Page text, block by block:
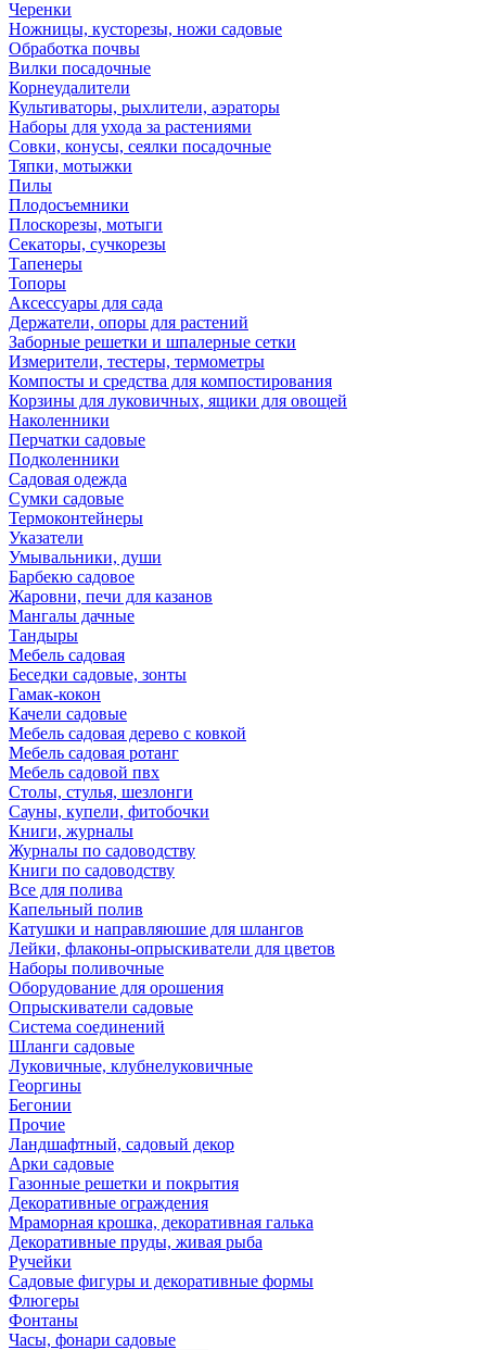
Черенки
Ножницы, кусторезы, ножи садовые
Обработка почвы
Вилки посадочные
Корнеудалители
Культиваторы, рыхлители, аэраторы
Наборы для ухода за растениями
Совки, конусы, сеялки посадочные
Тяпки, мотыжки
Пилы
Плодосъемники
Плоскорезы, мотыги
Секаторы, сучкорезы
Тапенеры
Топоры
Аксессуары для сада
Держатели, опоры для растений
Заборные решетки и шпалерные сетки
Измерители, тестеры, термометры
Компосты и средства для компостирования
Корзины для луковичных, ящики для овощей
Наколенники
Перчатки садовые
Подколенники
Садовая одежда
Сумки садовые
Термоконтейнеры
Указатели
Умывальники, души
Барбекю садовое
Жаровни, печи для казанов
Мангалы дачные
Тандыры
Мебель садовая
Беседки садовые, зонты
Гамак-кокон
Качели садовые
Мебель садовая дерево с ковкой
Мебель садовая ротанг
Мебель садовой пвх
Столы, стулья, шезлонги
Сауны, купели, фитобочки
Книги, журналы
Журналы по садоводству
Книги по садоводству
Все для полива
Капельный полив
Катушки и направляюшие для шлангов
Лейки, флаконы-опрыскиватели для цветов
Наборы поливочные
Оборудование для орошения
Опрыскиватели садовые
Система соединений
Шланги садовые
Луковичные, клубнелуковичные
Георгины
Бегонии
Прочие
Ландшафтный, садовый декор
Арки садовые
Газонные решетки и покрытия
Декоративные ограждения
Мраморная крошка, декоративная галька
Декоративные пруды, живая рыба
Ручейки
Садовые фигуры и декоративные формы
Флюгеры
Фонтаны
Часы, фонари садовые